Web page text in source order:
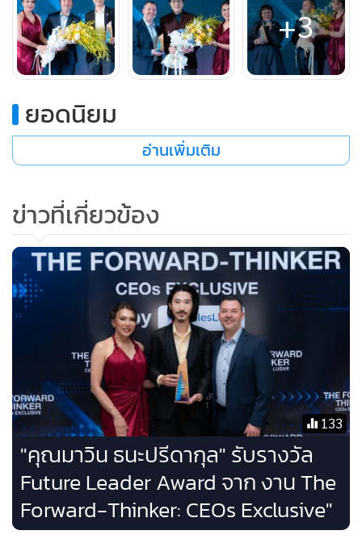
เพราะว่าอินเทอร์เน็ตจากท้องฟ้า มันจะส่งข้อมูล (Data) ระหว่าง
กันได้ คือสื่อสารกันและเปลี่ยนข้อมูลกัน เป็นการเก็บข้อมูล พอ
มันเกิดข้อมูลขนาดใหญ่ บิ๊กดาต้าขึ้น ก็จะเป็น "เอไอ" ยิงข้อมูล
เยอะเท่าไร เอไอ ยิ่งฉลาด
เว็บ 3.0 มันจะถูกสร้างด้วยเอไอ แล้วเอไอในยุคแรก ๆ ก็คือใคร
ชอบอะไรก็จะขึ้นมาแบบนั้น ใครชอบฟุตบอลก็จะเจอฟีดเป็น
เรื่องราวเกี่ยวกับฟุตบอล ใครชอบแมวก็จะมีวิดีโอแมวขึ้นมา แต่
จะไม่เห็นฟุตบอลเลย เรียกว่าอยู่โลกคนละใบเลย ซึ่งสิ่งนี้ทำให้
สังคมสมาธิสั้นไปหมด แต่ยุคใหม่เอไอสามารถจะคาดเดาว่าเรา
ต้องการอะไร
+3
ยอดนิยม
อ่านเพิ่มเติม
ข่าวที่เกี่ยวข้อง
133
"คุณมาวิน ธนะปรีดากุล" รับรางวัล
Future Leader Award จาก งาน The
Forward-Thinker: CEOs Exclusive"